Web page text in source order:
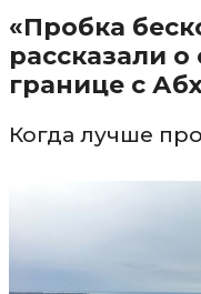
«Пробка
рассказали
границе с
Когда лучше